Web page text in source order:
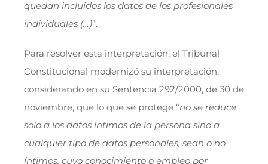
quedan incluidos los datos de los profesionales
individuales (…)”.
Para resolver esta interpretación, el Tribunal
Constitucional modernizó su interpretación,
considerando en su Sentencia 292/2000, de 30 de
noviembre, que lo que se protege “no se reduce
solo a los datos íntimos de la persona sino a
cualquier tipo de datos personales, sean o no
íntimos, cuyo conocimiento o empleo por